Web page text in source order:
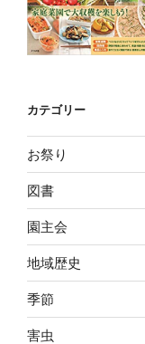
カテゴリー
お祭り
図書
園主会
地域歴史
季節
害虫